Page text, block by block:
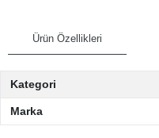
Ürün Özellikleri
Kategori
Marka